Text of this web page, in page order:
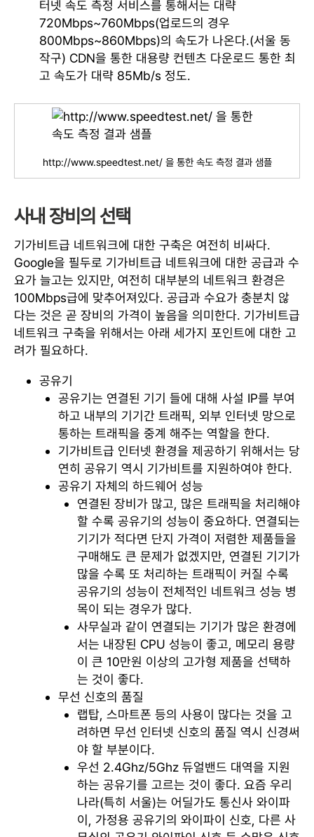
터넷 속도 측정 서비스를 통해서는 대략
720Mbps~760Mbps(업로드의 경우
800Mbps~860Mbps)의 속도가 나온다.(서울 동
작구) CDN을 통한 대용량 컨텐츠 다운로드 통한 최
고 속도가 대략 85Mb/s 정도.
http://www.speedtest.net/ 을 통한 속도 측정 결과 샘플
사내 장비의 선택
기가비트급 네트워크에 대한 구축은 여전히 비싸다.
Google을 필두로 기가비트급 네트워크에 대한 공급과 수
요가 늘고는 있지만, 여전히 대부분의 네트워크 환경은
100Mbps급에 맞추어져있다. 공급과 수요가 충분치 않
다는 것은 곧 장비의 가격이 높음을 의미한다. 기가비트급
네트워크 구축을 위해서는 아래 세가지 포인트에 대한 고
려가 필요하다.
공유기
공유기는 연결된 기기 들에 대해 사설 IP를 부여
하고 내부의 기기간 트래픽, 외부 인터넷 망으로
통하는 트래픽을 중계 해주는 역할을 한다.
기가비트급 인터넷 환경을 제공하기 위해서는 당
연히 공유기 역시 기가비트를 지원하여야 한다.
공유기 자체의 하드웨어 성능
연결된 장비가 많고, 많은 트래픽을 처리해야
할 수록 공유기의 성능이 중요하다. 연결되는
기기가 적다면 단지 가격이 저렴한 제품들을
구매해도 큰 문제가 없겠지만, 연결된 기기가
많을 수록 또 처리하는 트래픽이 커질 수록
공유기의 성능이 전체적인 네트워크 성능 병
목이 되는 경우가 많다.
사무실과 같이 연결되는 기기가 많은 환경에
서는 내장된 CPU 성능이 좋고, 메모리 용량
이 큰 10만원 이상의 고가형 제품을 선택하
는 것이 좋다.
무선 신호의 품질
랩탑, 스마트폰 등의 사용이 많다는 것을 고
려하면 무선 인터넷 신호의 품질 역시 신경써
야 할 부분이다.
우선 2.4Ghz/5Ghz 듀얼밴드 대역을 지원
하는 공유기를 고르는 것이 좋다. 요즘 우리
나라(특히 서울)는 어딜가도 통신사 와이파
이, 가정용 공유기의 와이파이 신호, 다른 사